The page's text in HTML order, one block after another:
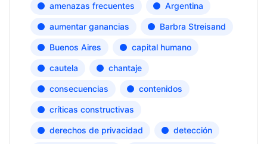
amenazas frecuentes Argentina
aumentar ganancias Barbra Streisand
Buenos Aires capital humano
cautela chantaje
consecuencias contenidos
críticas constructivas
derechos de privacidad detección